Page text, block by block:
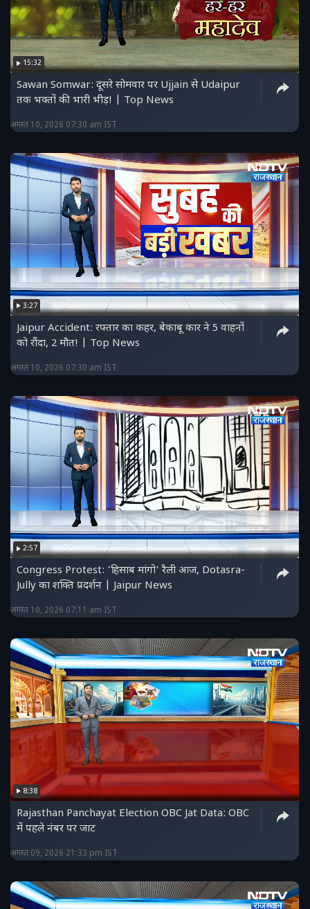
15:32
Sawan Somwar: दूसरे सोमवार पर Ujjain से Udaipur
तक भक्तों की भारी भीड़! | Top News
अगस्त 10, 2026 07:30 am IST
3:27
Jaipur Accident: रफ्तार का कहर, बेकाबू कार ने 5 वाहनों
को रौंदा, 2 मौत! | Top News
अगस्त 10, 2026 07:30 am IST
2:57
Congress Protest: 'हिसाब मांगो' रैली आज, Dotasra-
Jully का शक्ति प्रदर्शन | Jaipur News
अगस्त 10, 2026 07:11 am IST
8:38
Rajasthan Panchayat Election OBC Jat Data: OBC
में पहले नंबर पर जाट
अगस्त 09, 2026 21:33 pm IST